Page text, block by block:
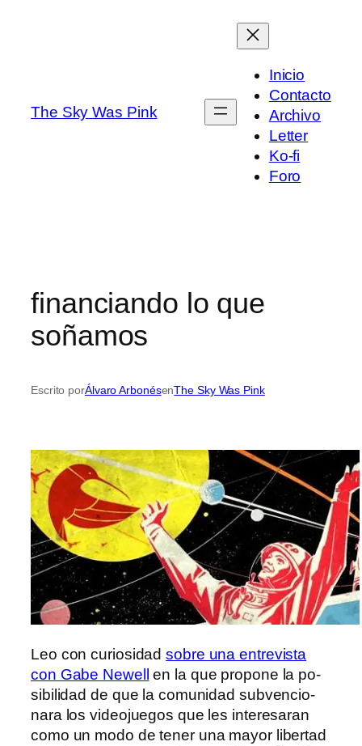
The Sky Was Pink
Inicio
Contacto
Archivo
Letter
Ko-fi
Foro
financiando lo que
soñamos
Escrito porÁlvaro ArbonésenThe Sky Was Pink
Leo con cu­rio­si­dadso­bre una en­tre­vis­ta
con Gabe Newell
en la que pro­po­ne la po­
si­bi­li­dad de que la co­mu­ni­dad sub­ven­cio­
na­ra los vi­deo­jue­gos que les in­te­re­sa­ran
co­mo un mo­do de te­ner una ma­yor li­ber­tad